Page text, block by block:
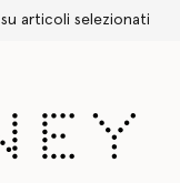
per tutti gli ordini